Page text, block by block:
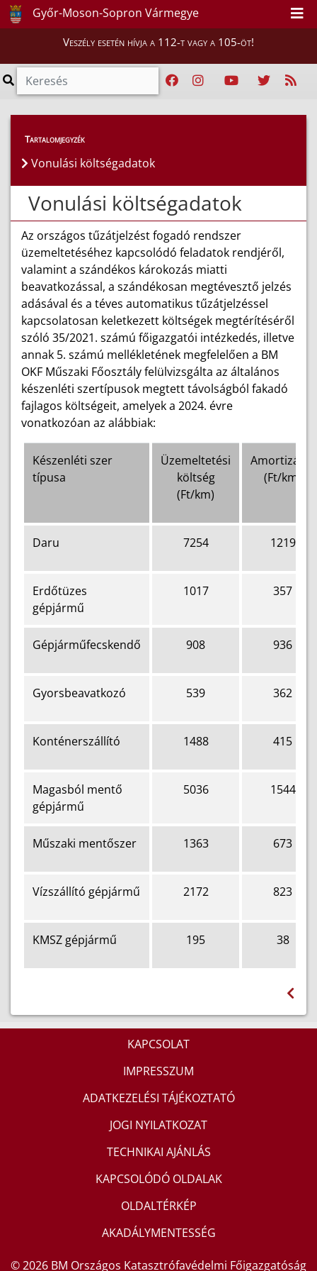
Győr-Moson-Sopron Vármegye
Veszély esetén hívja a 112-t vagy a 105-öt!
Szakmai tájékoztatók
Tartalomjegyzék
Vonulási költségadatok
Vonulási költségadatok
Az országos tűzátjelzést fogadó rendszer
üzemeltetéséhez kapcsolódó feladatok rendjéről,
valamint a szándékos károkozás miatti
beavatkozással, a szándékosan megtévesztő jelzés
adásával és a téves automatikus tűzátjelzéssel
kapcsolatosan keletkezett költségek megtérítéséről
szóló 35/2021. számú főigazgatói intézkedés, illetve
annak 5. számú mellékletének megfelelően a BM
OKF Műszaki Főosztály felülvizsgálta az általános
készenléti szertípusok megtett távolságból fakadó
fajlagos költségeit, amelyek a 2024. évre
vonatkozóan az alábbiak:
Készenléti szer
típusa
Üzemeltetési
költség
(Ft/km)
Amortizáció
(Ft/km)
Daru 7254 1219
Erdőtüzes
gépjármű
1017 357
Gépjárműfecskendő 908 936
Gyorsbeavatkozó 539 362
Konténerszállító 1488 415
Magasból mentő
gépjármű
5036 1544
Műszaki mentőszer 1363 673
Vízszállító gépjármű 2172 823
KMSZ gépjármű 195 38
KAPCSOLAT
IMPRESSZUM
ADATKEZELÉSI TÁJÉKOZTATÓ
JOGI NYILATKOZAT
TECHNIKAI AJÁNLÁS
KAPCSOLÓDÓ OLDALAK
OLDALTÉRKÉP
AKADÁLYMENTESSÉG
© 2026 BM Országos Katasztrófavédelmi Főigazgatóság